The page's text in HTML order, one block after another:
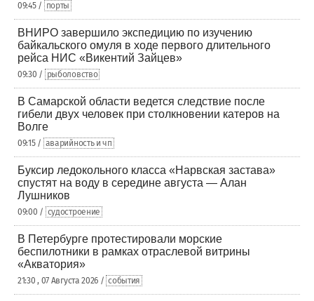
09:45 / порты
ВНИРО завершило экспедицию по изучению
байкальского омуля в ходе первого длительного
рейса НИС «Викентий Зайцев»
09:30 / рыболовство
В Самарской области ведется следствие после
гибели двух человек при столкновении катеров на
Волге
09:15 / аварийность и чп
Буксир ледокольного класса «Нарвская застава»
спустят на воду в середине августа — Алан
Лушников
09:00 / судостроение
В Петербурге протестировали морские
беспилотники в рамках отраслевой витрины
«Акватория»
21:30 , 07 Августа 2026 / события